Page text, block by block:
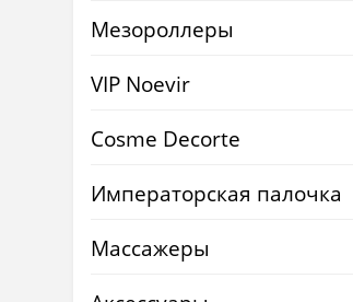
Мезороллеры
VIP Noevir
Cosme Decorte
Императорская палочка
Массажеры